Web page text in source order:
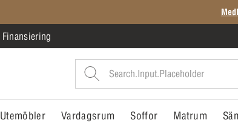
Finansiering
Utemöbler Vardagsrum Soffor Matrum